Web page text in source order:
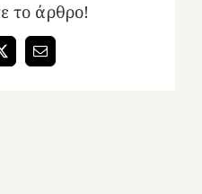
το άρθρο!
X Email